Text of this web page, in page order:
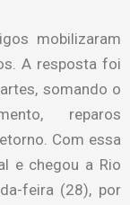
mobilizaram
A resposta foi
somando o
reparos
Com essa
e chegou a Rio
feira (28), por